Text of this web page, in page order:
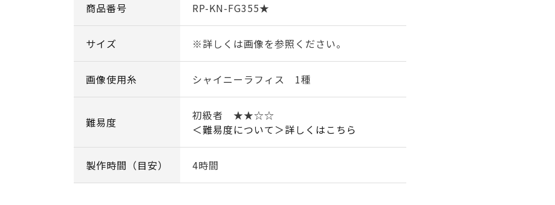
商品番号 RP-KN-FG355★
サイズ ※詳しくは画像を参照ください。
画像使用糸 シャイニーラフィス 1種
難易度
初級者 ★★☆☆
＜難易度について＞詳しくはこちら
製作時間（目安） 4時間